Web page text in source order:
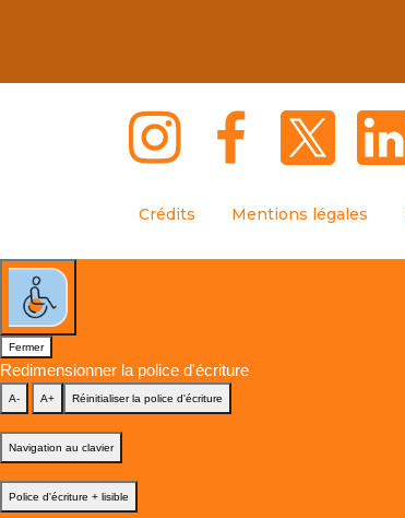
Crédits Mentions légales
Fermer
Redimensionner la police d'écriture
A- A+ Réinitialiser la police d'écriture
Navigation au clavier
Police d'écriture + lisible